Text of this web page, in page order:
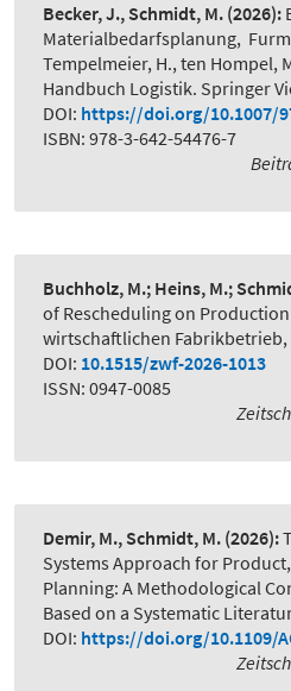
Becker, J., Schmidt, M. (2026):
Materialbedarfsplanung,
Tempelmeier, H., ten Hompel,
Handbuch Logistik. Springer
DOI: https://doi.org/10.1007/
ISBN: 978-3-642-54476-7
Buchholz, M.; Heins, M.;
of Rescheduling on
wirtschaftlichen Fabrikbetrieb,
DOI: 10.1515/zwf-2026-1013
ISSN: 0947-0085
Demir, M., Schmidt, M. (2026):
Systems Approach for
Planning: A Methodological
Based on a Systematic
DOI: https://doi.org/10.1109/